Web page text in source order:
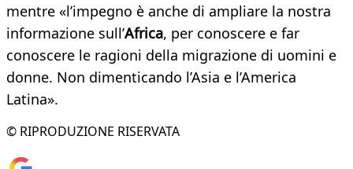
mentre «l’impegno è anche di ampliare la nostra
informazione sull’Africa, per conoscere e far
conoscere le ragioni della migrazione di uomini e
donne. Non dimenticando l’Asia e l’America
Latina».
© RIPRODUZIONE RISERVATA